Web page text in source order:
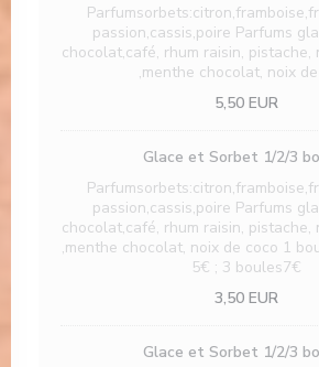
passion,cassis,poire Parfums
chocolat,café, rhum raisin, pistache,
,menthe chocolat, noix
5,50 EUR
Glace et Sorbet 1/2/3
passion,cassis,poire Parfums
chocolat,café, rhum raisin, pistache,
,menthe chocolat, noix de coco 1
5€ ; 3 boules7€
3,50 EUR
Glace et Sorbet 1/2/3